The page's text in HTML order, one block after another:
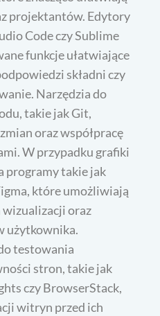
projektantów. Edytory
Code czy Sublime
funkcje ułatwiające
składni czy
Narzędzia do
takie jak Git,
oraz współpracę
W przypadku grafiki
programy takie jak
które umożliwiają
oraz
użytkownika.
testowania
stron, takie jak
czy BrowserStack,
witryn przed ich